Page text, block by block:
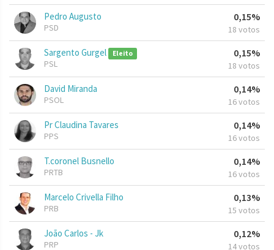
Pedro Augusto
PSD
0,15%
18 votos
Sargento Gurgel Eleito
PSL
0,15%
18 votos
David Miranda
PSOL
0,14%
16 votos
Pr Claudina Tavares
PPS
0,14%
16 votos
T.coronel Busnello
PRTB
0,14%
16 votos
Marcelo Crivella Filho
PRB
0,13%
15 votos
João Carlos - Jk
PRP
0,12%
14 votos